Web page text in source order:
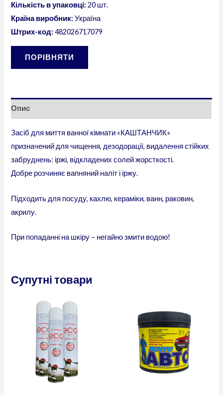
Кількість в упаковці: 20 шт.
Країна виробник: Україна
Штрих-код: 482026717079
ПОРІВНЯТИ
Опис
Засіб для миття ванної кімнати «КАШТАНЧИК»
призначений для чищення, дезодорації, видалення стійких
забруднень: іржі, відкладених солей жорсткості.
Добре розчиняє вапняний наліт і іржу.
Підходить для посуду, кахлю, кераміки, ванн, раковин,
акрилу.
При попаданні на шкіру – негайно змити водою!
Супутні товари